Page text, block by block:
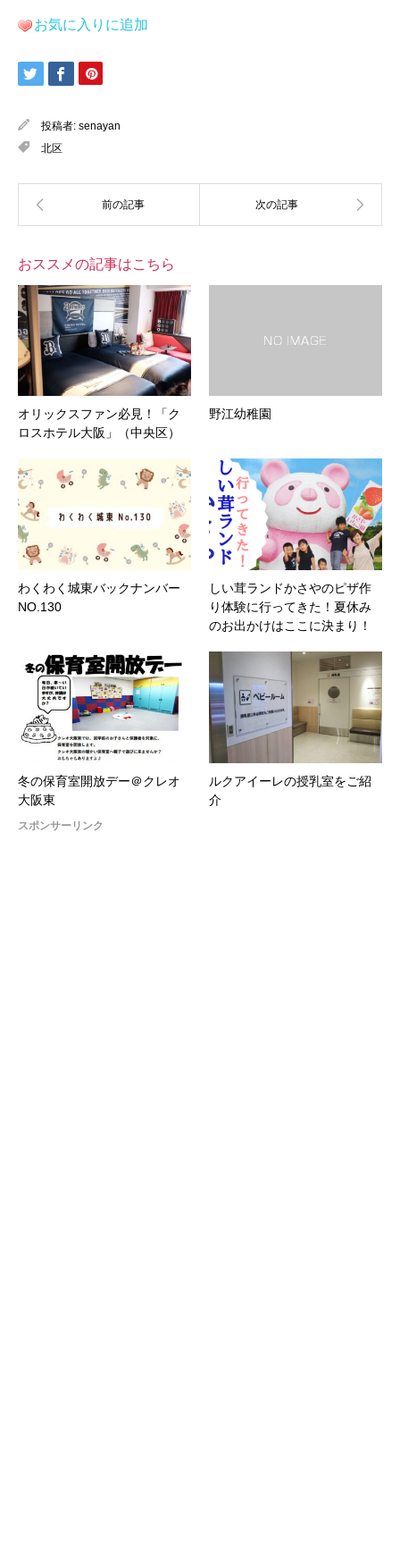
お気に入りに追加
投稿者: senayan
北区
おススメの記事はこちら
オリックスファン必見！「ク
ロスホテル大阪」（中央区）
野江幼稚園
わくわく城東バックナンバー
NO.130
しい茸ランドかさやのピザ作
り体験に行ってきた！夏休み
のお出かけはここに決まり！
冬の保育室開放デー＠クレオ
大阪東
ルクアイーレの授乳室をご紹
介
スポンサーリンク